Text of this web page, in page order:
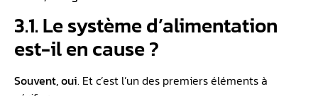
3.1. Le système d’alimentation
est-il en cause ?
Souvent, oui. Et c’est l’un des premiers éléments à